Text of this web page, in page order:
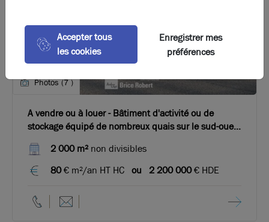
Photos (7 )
A vendre ou à louer - Bâtiment d'activité ou de
stockage équipé de nombreux quais sur le sud-ouest
2 000 m² non divisibles
80€ m²/an HT HC ou 2 200 000€ HDE
Accepter tous
les cookies
Enregistrer mes
préférences